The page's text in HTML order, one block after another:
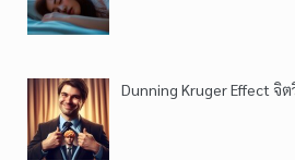
Dunning Kruger Effect จิ